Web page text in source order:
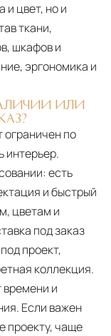
и цвет, но и
ткани,
шкафов и
эргономика и
ИЛИ
ограничен по
интерьер.
есть
и быстрый
цветам и
под заказ
проект,
коллекция.
времени и
Если важен
проекту, чаще